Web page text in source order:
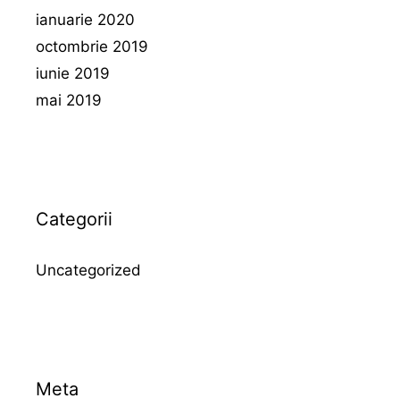
ianuarie 2020
octombrie 2019
iunie 2019
mai 2019
Categorii
Uncategorized
Meta